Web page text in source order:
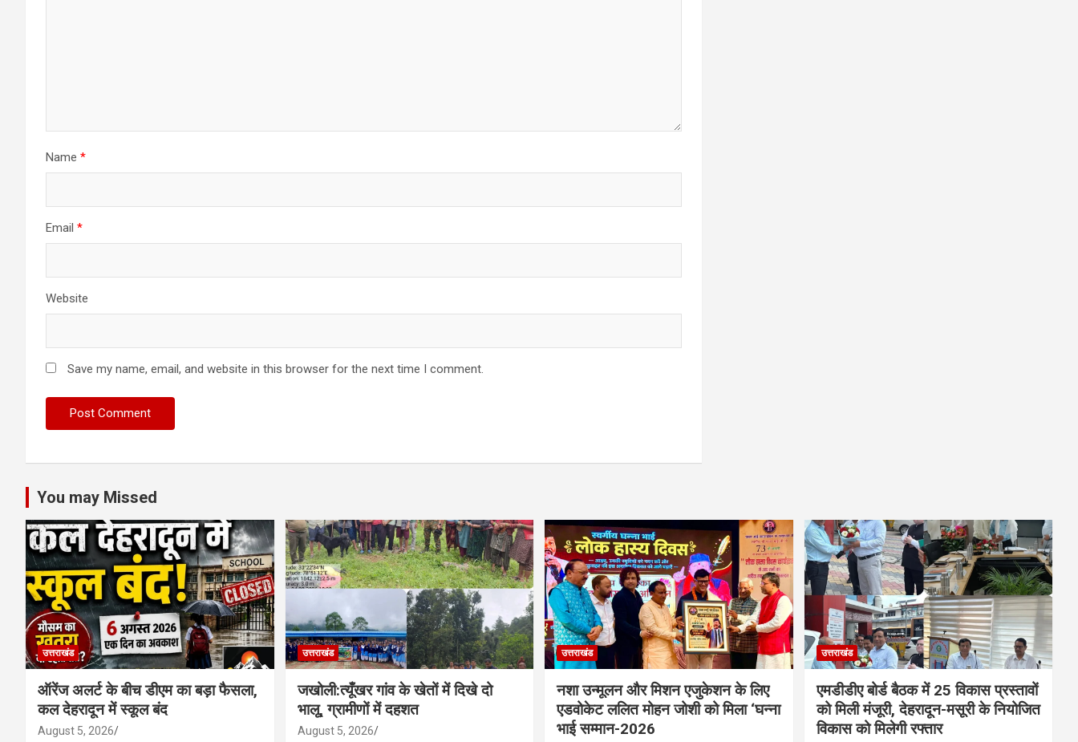
Name *
Email *
Website
Save my name, email, and website in this browser for the next time I comment.
You may Missed
उत्तराखंड
ऑरेंज अलर्ट के बीच डीएम का बड़ा फैसला,
कल देहरादून में स्कूल बंद
August 5, 2026
उत्तराखंड
जखोली:त्यूँखर गांव के खेतों में दिखे दो
भालू, ग्रामीणों में दहशत
August 5, 2026
उत्तराखंड
नशा उन्मूलन और मिशन एजुकेशन के लिए
एडवोकेट ललित मोहन जोशी को मिला ‘घन्ना
भाई सम्मान-2026
उत्तराखंड
एमडीडीए बोर्ड बैठक में 25 विकास प्रस्तावों
को मिली मंजूरी, देहरादून-मसूरी के नियोजित
विकास को मिलेगी रफ्तार